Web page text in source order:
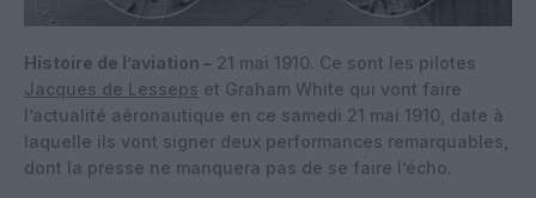
Histoire de l’aviation – 21 mai 1910. Ce sont les pilotes
Jacques de Lesseps et Graham White qui vont faire
l’actualité aéronautique en ce samedi 21 mai 1910, date à
laquelle ils vont signer deux performances remarquables,
dont la presse ne manquera pas de se faire l’écho.